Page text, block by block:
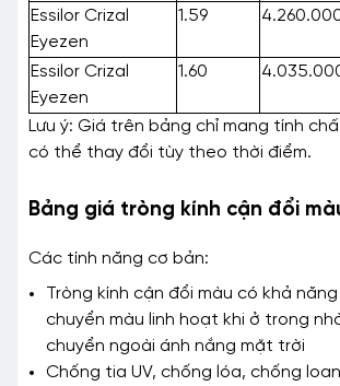
Essilor Crizal
Eyezen
1.59
Essilor Crizal
Eyezen
1.60
Lưu ý: Giá trên bảng chỉ mang tính
có thể thay đổi tùy theo thời điểm.
Bảng giá tròng kính cận đổi
Các tính năng cơ bản:
Tròng kính cận đổi màu có khả
chuyển màu linh hoạt khi ở trong
chuyển ngoài ánh nắng mặt trời
Chống tia UV, chống lóa, chống